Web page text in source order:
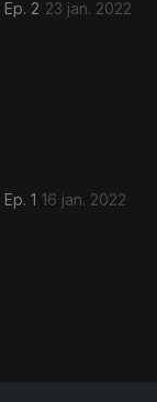
Ep. 2 23 jan. 2022
Ep. 1 16 jan. 2022